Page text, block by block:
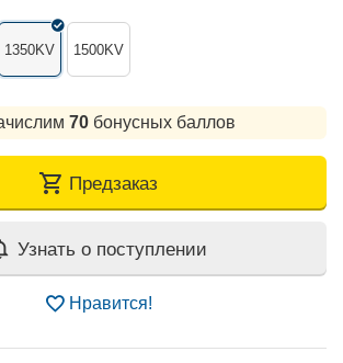
1350KV 1500KV
70бонусных баллов
Предзаказ
Узнать о поступлении
Нравится!